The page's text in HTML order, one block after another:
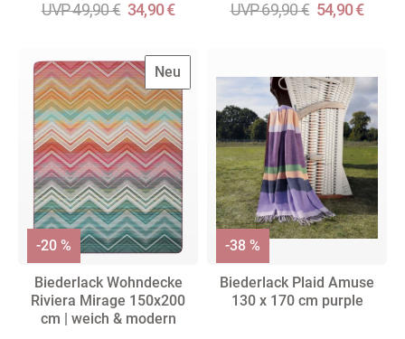
UVP 49,90 € 34,90 € UVP 69,90 € 54,90 €
Neu
Biederlack Wohndecke
Riviera Mirage 150x200
cm | weich & modern
-20 %
Biederlack Plaid Amuse
130 x 170 cm purple
-38 %